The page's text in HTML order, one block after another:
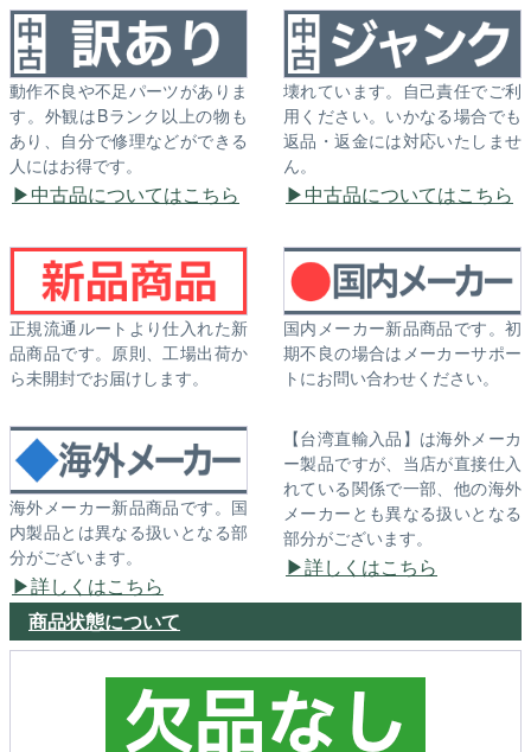
動作不良や不足パーツがありま
す。外観はBランク以上の物も
あり、自分で修理などができる
人にはお得です。
中古品についてはこちら
壊れています。自己責任でご利
用ください。いかなる場合でも
返品・返金には対応いたしませ
ん。
中古品についてはこちら
正規流通ルートより仕入れた新
品商品です。原則、工場出荷か
ら未開封でお届けします。
国内メーカー新品商品です。初
期不良の場合はメーカーサポー
トにお問い合わせください。
海外メーカー新品商品です。国
内製品とは異なる扱いとなる部
分がございます。
詳しくはこちら
【台湾直輸入品】は海外メーカ
ー製品ですが、当店が直接仕入
れている関係で一部、他の海外
メーカーとも異なる扱いとなる
部分がございます。
詳しくはこちら
商品状態について